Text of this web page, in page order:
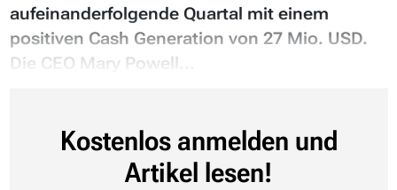
aufeinanderfolgende Quartal mit einem
positiven Cash Generation von 27 Mio. USD.
Die CEO Mary Powell...
Kostenlos anmelden und
Artikel lesen!